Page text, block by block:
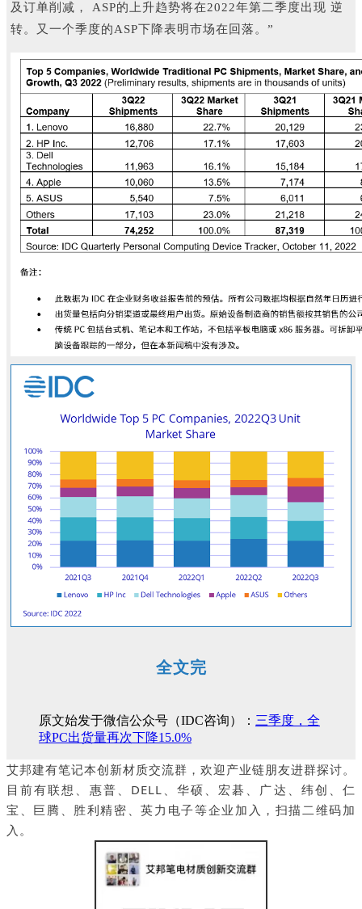
及订单削减， ASP的上升趋势将在2022年第二季度出现 逆
转。又一个季度的ASP下降表明市场在回落。”
全文完
原文始发于微信公众号（IDC咨询）： 三季度，全
球PC出货量再次下降15.0%
艾邦建有笔记本创新材质交流群，欢迎产业链朋友进群探讨。
目前有联想、惠普、DELL、华硕、宏碁、广达、纬创、仁
宝、巨腾、胜利精密、英力电子等企业加入，扫描二维码加
入。